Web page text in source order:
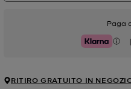
Paga
Klarna |
RITIRO GRATUITO IN